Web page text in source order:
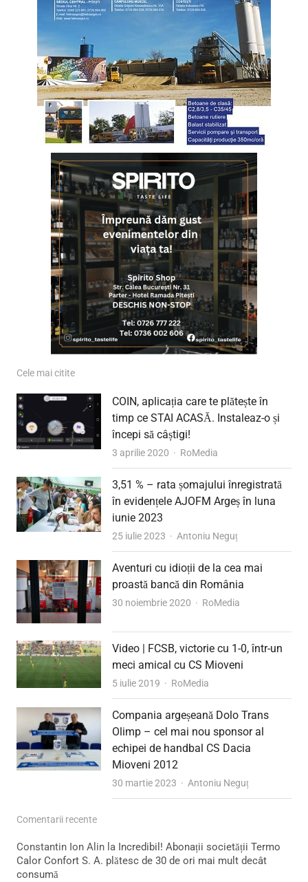
Cele mai citite
COIN, aplicația care te plătește în
timp ce STAI ACASĂ. Instaleaz-o și
începi să câștigi!
3 aprilie 2020 Author
RoMedia
3,51 % – rata șomajului înregistrată
în evidențele AJOFM Argeș în luna
iunie 2023
25 iulie 2023 Author
Antoniu Neguț
Aventuri cu idioții de la cea mai
proastă bancă din România
30 noiembrie 2020 Author
RoMedia
Video | FCSB, victorie cu 1-0, într-un
meci amical cu CS Mioveni
5 iulie 2019 Author
RoMedia
Compania argeșeană Dolo Trans
Olimp – cel mai nou sponsor al
echipei de handbal CS Dacia
Mioveni 2012
30 martie 2023 Author
Antoniu Neguț
Comentarii recente
Constantin Ion Alin la Incredibil! Abonații societății Termo
Calor Confort S. A. plătesc de 30 de ori mai mult decât
consumă